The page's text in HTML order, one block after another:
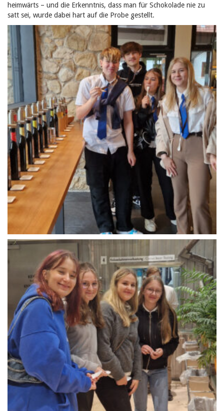
heimwärts – und die Erkenntnis, dass man für Schokolade nie zu
satt sei, wurde dabei hart auf die Probe gestellt.